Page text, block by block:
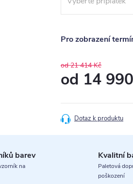
Pro zobrazení
od 21 414 Kč
od 14
cena:
Dotaz k produktu
barev
na
Kvalitní
Paletová
poškození